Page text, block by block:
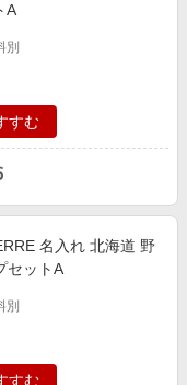
A
別
すむ
名入れ 北海道 野
セットA
別
すむ